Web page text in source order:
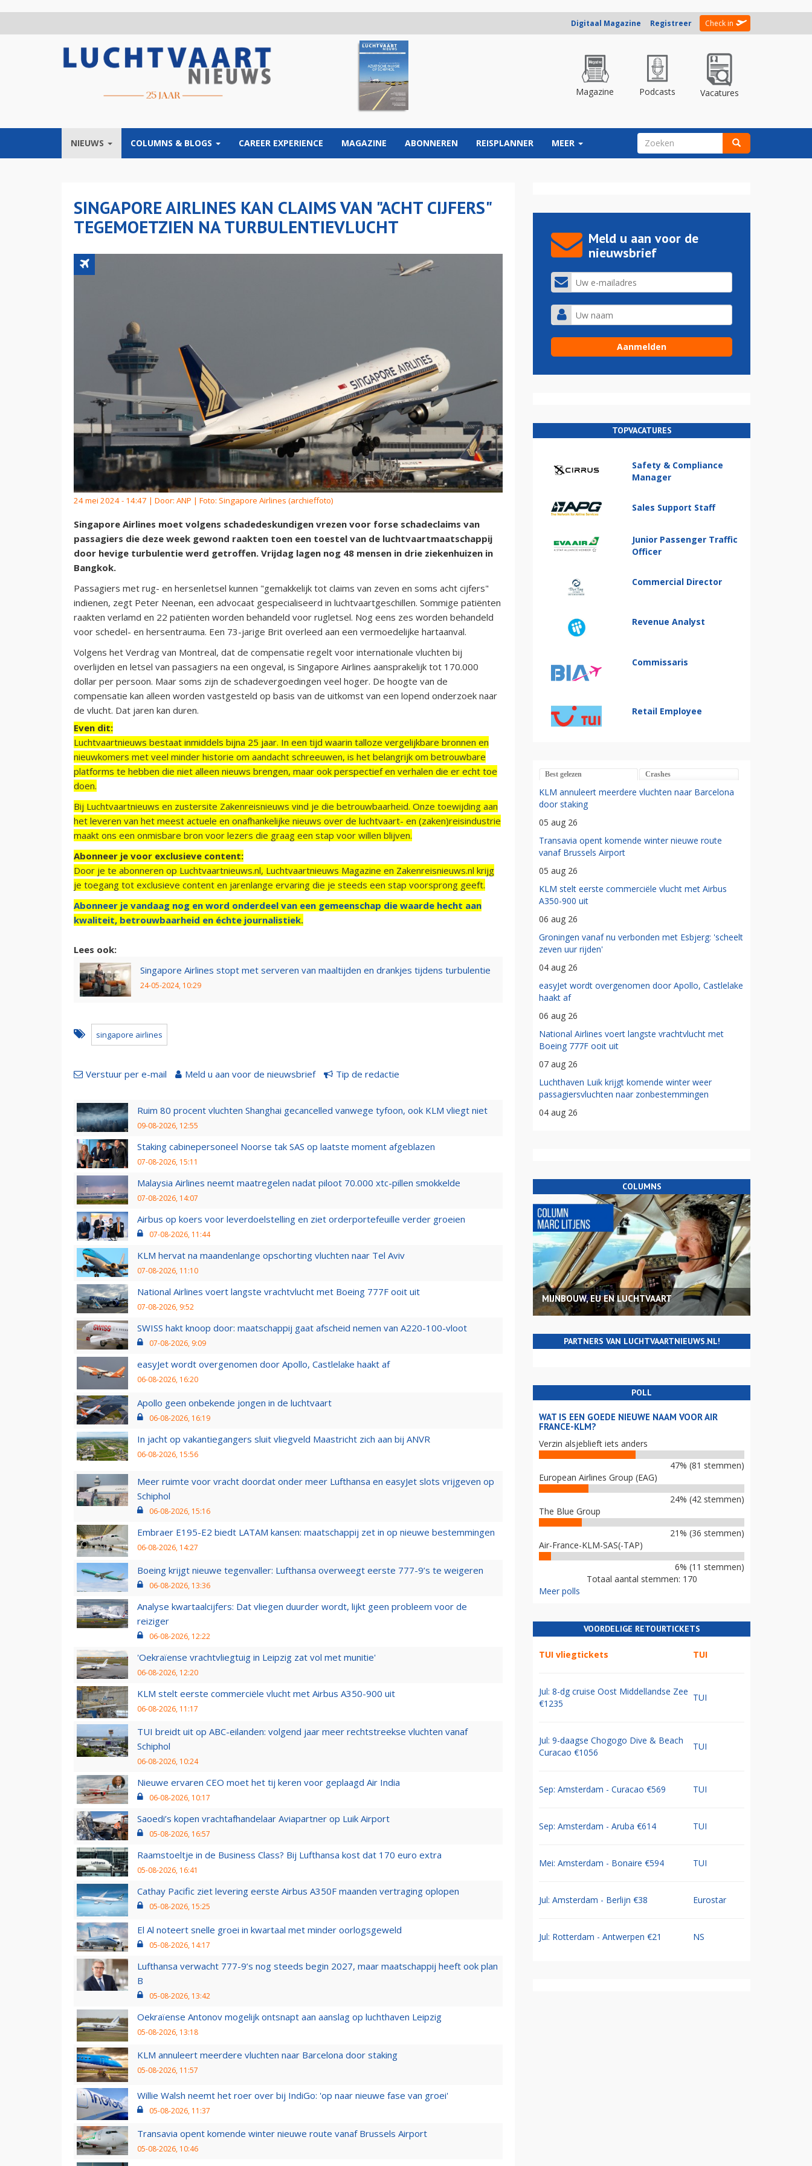
Digitaal Magazine Registreer Check in
Magazine Podcasts Vacatures
NIEUWS COLUMNS & BLOGS CAREER EXPERIENCE MAGAZINE ABONNEREN REISPLANNER MEER ZOEKVELD
SINGAPORE AIRLINES KAN CLAIMS VAN "ACHT CIJFERS"
TEGEMOETZIEN NA TURBULENTIEVLUCHT
24 mei 2024 - 14:47 | Door: ANP | Foto: Singapore Airlines (archieffoto)
Singapore Airlines moet volgens schadedeskundigen vrezen voor forse schadeclaims van
passagiers die deze week gewond raakten toen een toestel van de luchtvaartmaatschappij
door hevige turbulentie werd getroffen. Vrijdag lagen nog 48 mensen in drie ziekenhuizen in
Bangkok.
Passagiers met rug- en hersenletsel kunnen "gemakkelijk tot claims van zeven en soms acht cijfers"
indienen, zegt Peter Neenan, een advocaat gespecialiseerd in luchtvaartgeschillen. Sommige patiënten
raakten verlamd en 22 patiënten worden behandeld voor rugletsel. Nog eens zes worden behandeld
voor schedel- en hersentrauma. Een 73-jarige Brit overleed aan een vermoedelijke hartaanval.
Volgens het Verdrag van Montreal, dat de compensatie regelt voor internationale vluchten bij
overlijden en letsel van passagiers na een ongeval, is Singapore Airlines aansprakelijk tot 170.000
dollar per persoon. Maar soms zijn de schadevergoedingen veel hoger. De hoogte van de
compensatie kan alleen worden vastgesteld op basis van de uitkomst van een lopend onderzoek naar
de vlucht. Dat jaren kan duren.
Even dit:
Luchtvaartnieuws bestaat inmiddels bijna 25 jaar. In een tijd waarin talloze vergelijkbare bronnen en
nieuwkomers met veel minder historie om aandacht schreeuwen, is het belangrijk om betrouwbare
platforms te hebben die niet alleen nieuws brengen, maar ook perspectief en verhalen die er echt toe
doen.
Bij Luchtvaartnieuws en zustersite Zakenreisnieuws vind je die betrouwbaarheid. Onze toewijding aan
het leveren van het meest actuele en onafhankelijke nieuws over de luchtvaart- en (zaken)reisindustrie
maakt ons een onmisbare bron voor lezers die graag een stap voor willen blijven.
Abonneer je voor exclusieve content:
Door je te abonneren op Luchtvaartnieuws.nl, Luchtvaartnieuws Magazine en Zakenreisnieuws.nl krijg
je toegang tot exclusieve content en jarenlange ervaring die je steeds een stap voorsprong geeft.
Abonneer je vandaag nog en word onderdeel van een gemeenschap die waarde hecht aan
kwaliteit, betrouwbaarheid en échte journalistiek.
Lees ook:
Singapore Airlines stopt met serveren van maaltijden en drankjes tijdens turbulentie
24-05-2024, 10:29
singapore airlines
Verstuur per e-mail Meld u aan voor de nieuwsbrief Tip de redactie
Ruim 80 procent vluchten Shanghai gecancelled vanwege tyfoon, ook KLM vliegt niet
09-08-2026, 12:55
Staking cabinepersoneel Noorse tak SAS op laatste moment afgeblazen
07-08-2026, 15:11
Malaysia Airlines neemt maatregelen nadat piloot 70.000 xtc-pillen smokkelde
07-08-2026, 14:07
Airbus op koers voor leverdoelstelling en ziet orderportefeuille verder groeien
07-08-2026, 11:44
KLM hervat na maandenlange opschorting vluchten naar Tel Aviv
07-08-2026, 11:10
National Airlines voert langste vrachtvlucht met Boeing 777F ooit uit
07-08-2026, 9:52
SWISS hakt knoop door: maatschappij gaat afscheid nemen van A220-100-vloot
07-08-2026, 9:09
easyJet wordt overgenomen door Apollo, Castlelake haakt af
06-08-2026, 16:20
Apollo geen onbekende jongen in de luchtvaart
06-08-2026, 16:19
In jacht op vakantiegangers sluit vliegveld Maastricht zich aan bij ANVR
06-08-2026, 15:56
Meer ruimte voor vracht doordat onder meer Lufthansa en easyJet slots vrijgeven op
Schiphol
06-08-2026, 15:16
Embraer E195-E2 biedt LATAM kansen: maatschappij zet in op nieuwe bestemmingen
06-08-2026, 14:27
Boeing krijgt nieuwe tegenvaller: Lufthansa overweegt eerste 777-9’s te weigeren
06-08-2026, 13:36
Analyse kwartaalcijfers: Dat vliegen duurder wordt, lijkt geen probleem voor de
reiziger
06-08-2026, 12:22
'Oekraïense vrachtvliegtuig in Leipzig zat vol met munitie'
06-08-2026, 12:20
KLM stelt eerste commerciële vlucht met Airbus A350-900 uit
06-08-2026, 11:17
TUI breidt uit op ABC-eilanden: volgend jaar meer rechtstreekse vluchten vanaf
Schiphol
06-08-2026, 10:24
Nieuwe ervaren CEO moet het tij keren voor geplaagd Air India
06-08-2026, 10:17
Saoedi’s kopen vrachtafhandelaar Aviapartner op Luik Airport
05-08-2026, 16:57
Raamstoeltje in de Business Class? Bij Lufthansa kost dat 170 euro extra
05-08-2026, 16:41
Cathay Pacific ziet levering eerste Airbus A350F maanden vertraging oplopen
05-08-2026, 15:25
El Al noteert snelle groei in kwartaal met minder oorlogsgeweld
05-08-2026, 14:17
Lufthansa verwacht 777-9’s nog steeds begin 2027, maar maatschappij heeft ook plan
B
05-08-2026, 13:42
Oekraïense Antonov mogelijk ontsnapt aan aanslag op luchthaven Leipzig
05-08-2026, 13:18
KLM annuleert meerdere vluchten naar Barcelona door staking
05-08-2026, 11:57
Willie Walsh neemt het roer over bij IndiGo: 'op naar nieuwe fase van groei'
05-08-2026, 11:37
Transavia opent komende winter nieuwe route vanaf Brussels Airport
05-08-2026, 10:46
Meld u aan voor de
nieuwsbrief
TOPVACATURES
Safety & Compliance
Manager
Sales Support Staff
Junior Passenger Traffic
Officer
Commercial Director
Revenue Analyst
Commissaris
Retail Employee
Best gelezen Crashes
KLM annuleert meerdere vluchten naar Barcelona
door staking
05 aug 26
Transavia opent komende winter nieuwe route
vanaf Brussels Airport
05 aug 26
KLM stelt eerste commerciële vlucht met Airbus
A350-900 uit
06 aug 26
Groningen vanaf nu verbonden met Esbjerg: 'scheelt
zeven uur rijden'
04 aug 26
easyJet wordt overgenomen door Apollo, Castlelake
haakt af
06 aug 26
National Airlines voert langste vrachtvlucht met
Boeing 777F ooit uit
07 aug 26
Luchthaven Luik krijgt komende winter weer
passagiersvluchten naar zonbestemmingen
04 aug 26
COLUMNS
MIJNBOUW, EU EN LUCHTVAART
PARTNERS VAN LUCHTVAARTNIEUWS.NL!
POLL
WAT IS EEN GOEDE NIEUWE NAAM VOOR AIR
FRANCE-KLM?
Verzin alsjeblieft iets anders
47% (81 stemmen)
European Airlines Group (EAG)
24% (42 stemmen)
The Blue Group
21% (36 stemmen)
Air-France-KLM-SAS(-TAP)
6% (11 stemmen)
Totaal aantal stemmen: 170
Meer polls
VOORDELIGE RETOURTICKETS
TUI vliegtickets TUI
Jul: 8-dg cruise Oost Middellandse Zee
€1235
TUI
Jul: 9-daagse Chogogo Dive & Beach
Curacao €1056
TUI
Sep: Amsterdam - Curacao €569 TUI
Sep: Amsterdam - Aruba €614 TUI
Mei: Amsterdam - Bonaire €594 TUI
Jul: Amsterdam - Berlijn €38 Eurostar
Jul: Rotterdam - Antwerpen €21 NS